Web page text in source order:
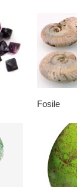
Fosile